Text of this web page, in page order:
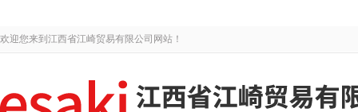
欢迎您来到江西省江崎贸易有限公司网站！